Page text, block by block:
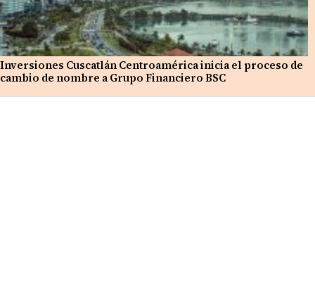
Inversiones Cuscatlán Centroamérica inicia el proceso de
cambio de nombre a Grupo Financiero BSC